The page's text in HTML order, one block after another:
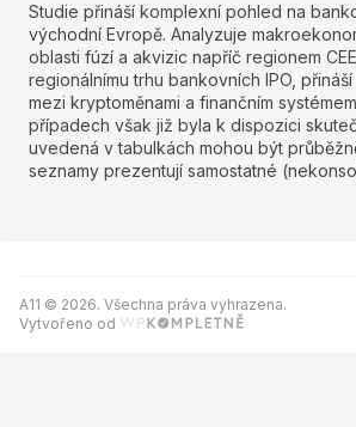
Studie přináší komplexní pohled na
východní Evropě. Analyzuje
oblasti fúzí a akvizic napříč regionem
regionálnímu trhu bankovních IPO,
mezi kryptoměnami a finančním
případech však již byla k dispozici
uvedená v tabulkách mohou být
seznamy prezentují samostatné
A11 © 2026. Všechna práva vyhrazena.
Vytvořeno od